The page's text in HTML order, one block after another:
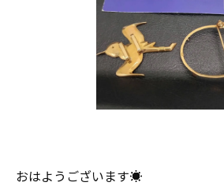
おはようございます☀